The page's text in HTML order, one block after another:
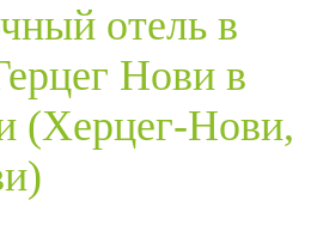
отель в
Нови в
(Херцег-Нови,